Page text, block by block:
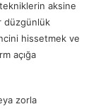
aksine
düzgünlük
hissetmek ve
açığa
zorla